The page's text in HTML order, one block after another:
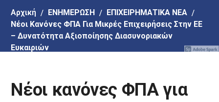
Αρχική EΝΗΜΕΡΩΣΗ
ΕΠΙΧΕΙΡΗΜΑΤΙΚΑ ΝΕΑ
Νέοι Κανόνες ΦΠΑ Για Μικρές Επιχειρήσεις Στην ΕΕ
– Δυνατότητα Αξιοποίησης Διασυνοριακών
Ευκαιριών
Νέοι κανόνες ΦΠΑ για